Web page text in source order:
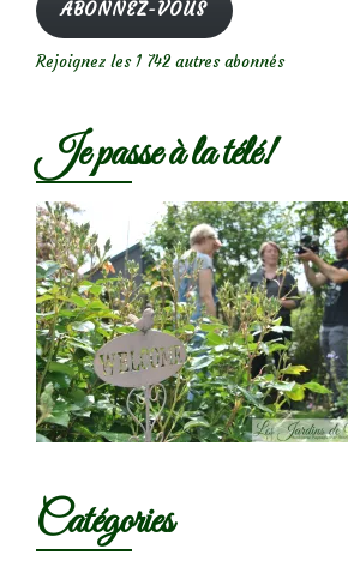
ABONNEZ-VOUS
Rejoignez les 1 742 autres abonnés
Je passe à la télé!
Catégories